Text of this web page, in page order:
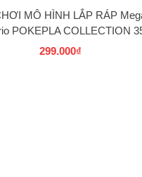
MÔ HÌNH LẮP RÁP
POKEPLA COLLECTION
SELECT SERIES BANDAI
299.000₫